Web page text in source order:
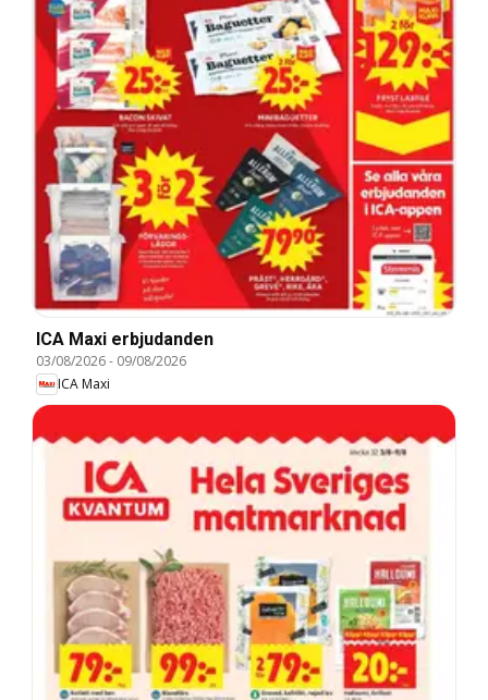
ICA Maxi erbjudanden
03/08/2026- 09/08/2026
ICA Maxi